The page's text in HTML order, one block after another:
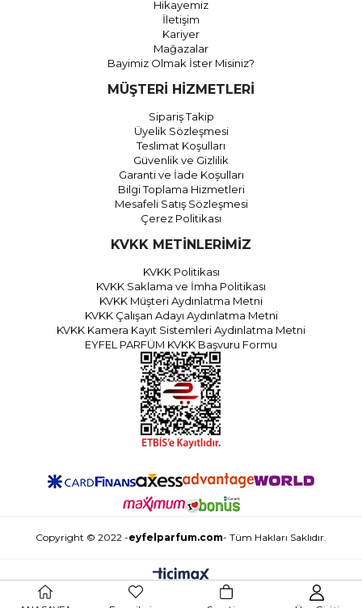
Hikayemiz
İletişim
Kariyer
Mağazalar
Bayimiz Olmak İster Misiniz?
MÜŞTERİ HİZMETLERİ
Sipariş Takip
Üyelik Sözleşmesi
Teslimat Koşulları
Güvenlik ve Gizlilik
Garanti ve İade Koşulları
Bilgi Toplama Hizmetleri
Mesafeli Satış Sözleşmesi
Çerez Politikası
KVKK METİNLERİMİZ
KVKK Politikası
KVKK Saklama ve İmha Politikası
KVKK Müşteri Aydınlatma Metni
KVKK Çalışan Adayı Aydınlatma Metni
KVKK Kamera Kayıt Sistemleri Aydınlatma Metni
EYFEL PARFÜM KVKK Başvuru Formu
Copyright © 2022 -eyfelparfum.com- Tüm Hakları Saklıdır.